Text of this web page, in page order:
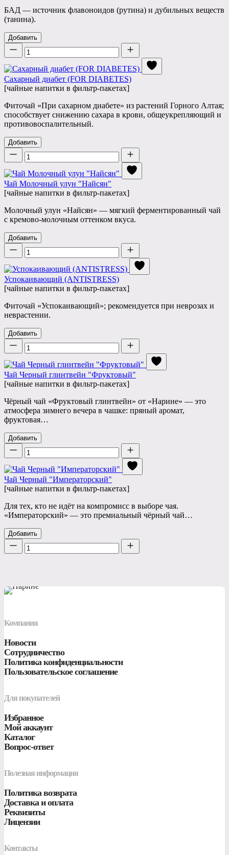
БАД — источник флавоноидов (рутина) и дубильных веществ
(танина).
Добавить
Количество
Сахарный диабет (FOR DIABETES)
[чайные напитки в фильтр-пакетах]
Фиточай «При сахарном диабете» из растений Горного Алтая;
способствует снижению сахара в крови, общеукрепляющий и
противовоспалительный.
Добавить
Количество
Чай Молочный улун "Найсян"
[чайные напитки в фильтр-пакетах]
Молочный улун «Найсян» — мягкий ферментированный чай
с кремово-молочным оттенком вкуса.
Добавить
Количество
Успокаивающий (ANTISTRESS)
[чайные напитки в фильтр-пакетах]
Фиточай «Успокаивающий»; рекомендуется при неврозах и
неврастении.
Добавить
Количество
Чай Черный глинтвейн "Фруктовый"
[чайные напитки в фильтр-пакетах]
Чёрный чай «Фруктовый глинтвейн» от «Нарине» — это
атмосфера зимнего вечера в чашке: пряный аромат,
фруктовая…
Добавить
Количество
Чай Черный "Императорский"
[чайные напитки в фильтр-пакетах]
Для тех, кто не идёт на компромисс в выборе чая.
«Императорский» — это премиальный чёрный чай…
Добавить
Количество
Компания
Новости
Сотрудничество
Политика конфиденциальности
Пользовательское соглашение
Для покупателей
Избранное
Мой аккаунт
Каталог
Вопрос-ответ
Полезная информация
Политика возврата
Доставка и оплата
Реквизиты
Лицензии
Контакты